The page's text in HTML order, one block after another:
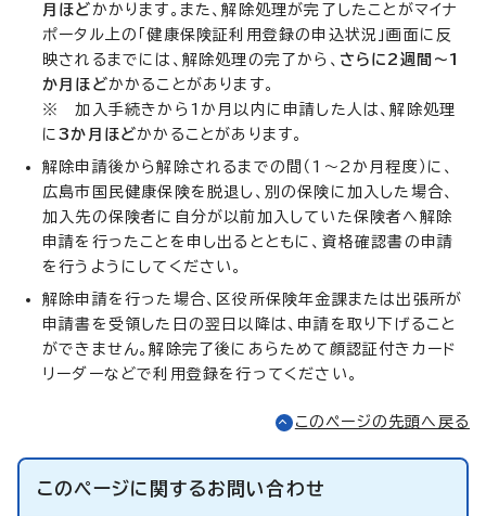
月ほど かかります。また、解除処理が完了したことがマイナ
ポータル上の「健康保険証利用登録の申込状況」画面に反
映されるまでには、解除処理の完了から、 さらに2週間～1
か月ほどかかることがあります。
※ 加入手続きから1か月以内に申請した人は、解除処理
に3か月ほどかかることがあります。
解除申請後から解除されるまでの間（1～2か月程度）に、
広島市国民健康保険を脱退し、別の保険に加入した場合、
加入先の保険者に自分が以前加入していた保険者へ解除
申請を行ったことを申し出るとともに、資格確認書の申請
を行うようにしてください。
解除申請を行った場合、区役所保険年金課または出張所が
申請書を受領した日の翌日以降は、申請を取り下げること
ができません。解除完了後にあらためて顔認証付きカード
リーダーなどで利用登録を行ってください。
このページの先頭へ戻る
このページに関するお問い合わせ